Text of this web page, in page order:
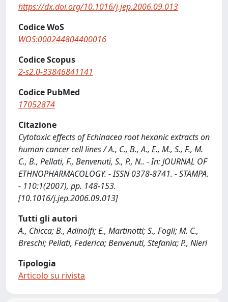
https://dx.doi.org/10.1016/j.jep.2006.09.013
Codice WoS
WOS:000244804400016
Codice Scopus
2-s2.0-33846841141
Codice PubMed
17052874
Citazione
Cytotoxic effects of Echinacea root hexanic extracts on
human cancer cell lines / A., C., B., A., E., M., S., F., M.
C., B., Pellati, F., Benvenuti, S., P., N.. - In: JOURNAL OF
ETHNOPHARMACOLOGY. - ISSN 0378-8741. - STAMPA.
- 110:1(2007), pp. 148-153.
[10.1016/j.jep.2006.09.013]
Tutti gli autori
A., Chicca; B., Adinolfi; E., Martinotti; S., Fogli; M. C.,
Breschi; Pellati, Federica; Benvenuti, Stefania; P., Nieri
Tipologia
Articolo su rivista